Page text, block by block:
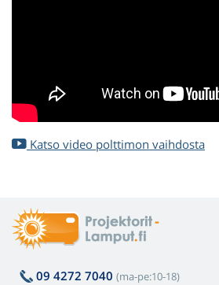
Katso video polttimon vaihdosta
09 4272 7040 (ma-pe:10-18)